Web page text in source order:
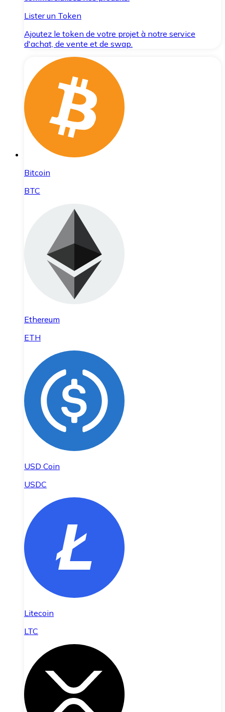
Lister un Token
Ajoutez le token de votre projet à notre service
d'achat, de vente et de swap.
Bitcoin
BTC
Ethereum
ETH
USD Coin
USDC
Litecoin
LTC